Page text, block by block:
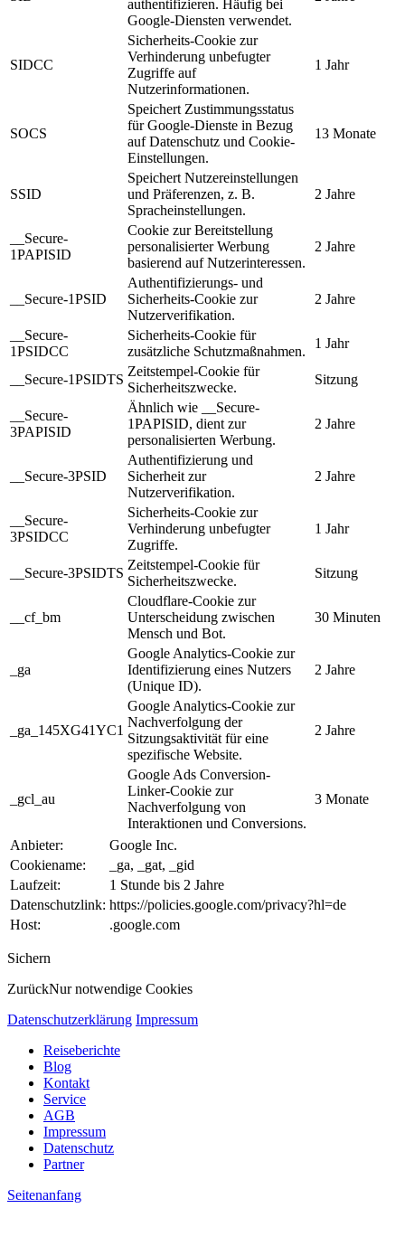
authentifizieren. Häufig bei
Google-Diensten verwendet.
SIDCC
Sicherheits-Cookie zur
Verhinderung unbefugter
Zugriffe auf
Nutzerinformationen.
1 Jahr
SOCS
Speichert Zustimmungsstatus
für Google-Dienste in Bezug
auf Datenschutz und Cookie-
Einstellungen.
13 Monate
SSID
Speichert Nutzereinstellungen
und Präferenzen, z. B.
Spracheinstellungen.
2 Jahre
__Secure-
1PAPISID
Cookie zur Bereitstellung
personalisierter Werbung
basierend auf Nutzerinteressen.
2 Jahre
__Secure-1PSID
Authentifizierungs- und
Sicherheits-Cookie zur
Nutzerverifikation.
2 Jahre
__Secure-
1PSIDCC
Sicherheits-Cookie für
zusätzliche Schutzmaßnahmen.
1 Jahr
__Secure-1PSIDTS
Zeitstempel-Cookie für
Sicherheitszwecke.
Sitzung
__Secure-
3PAPISID
Ähnlich wie __Secure-
1PAPISID, dient zur
personalisierten Werbung.
2 Jahre
__Secure-3PSID
Authentifizierung und
Sicherheit zur
Nutzerverifikation.
2 Jahre
__Secure-
3PSIDCC
Sicherheits-Cookie zur
Verhinderung unbefugter
Zugriffe.
1 Jahr
__Secure-3PSIDTS
Zeitstempel-Cookie für
Sicherheitszwecke.
Sitzung
__cf_bm
Cloudflare-Cookie zur
Unterscheidung zwischen
Mensch und Bot.
30 Minuten
_ga
Google Analytics-Cookie zur
Identifizierung eines Nutzers
(Unique ID).
2 Jahre
_ga_145XG41YC1
Google Analytics-Cookie zur
Nachverfolgung der
Sitzungsaktivität für eine
spezifische Website.
2 Jahre
_gcl_au
Google Ads Conversion-
Linker-Cookie zur
Nachverfolgung von
Interaktionen und Conversions.
3 Monate
Anbieter:
Google Inc.
Cookiename:
_ga, _gat, _gid
Laufzeit:
1 Stunde bis 2 Jahre
Datenschutzlink: https://policies.google.com/privacy?hl=de
Host:
.google.com
Sichern
ZurückNur notwendige Cookies
Datenschutzerklärung Impressum
Reiseberichte
Blog
Kontakt
Service
AGB
Impressum
Datenschutz
Partner
Seitenanfang